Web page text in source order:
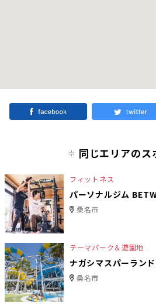
同じエリアのス
フィットネス
パーソナルジム
桑名市
テーマパーク＆遊園地
ナガシマスパーラン
桑名市